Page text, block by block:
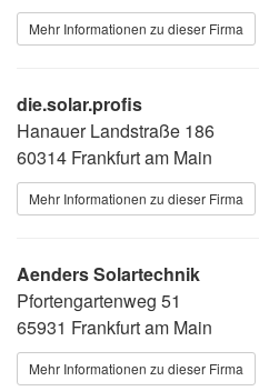
Mehr Informationen zu dieser Firma
die.solar.profis
Hanauer Landstraße 186
60314 Frankfurt am Main
Mehr Informationen zu dieser Firma
Aenders Solartechnik
Pfortengartenweg 51
65931 Frankfurt am Main
Mehr Informationen zu dieser Firma